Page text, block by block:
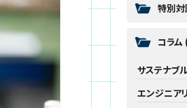
特別
コラム
サステナブ
エンジニア